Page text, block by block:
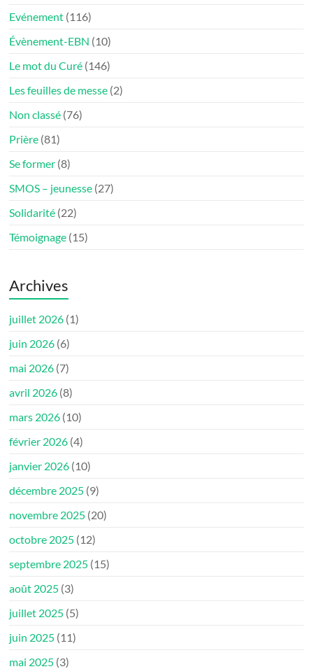
Evénement (116)
Évènement-EBN (10)
Le mot du Curé (146)
Les feuilles de messe (2)
Non classé (76)
Prière (81)
Se former (8)
SMOS – jeunesse (27)
Solidarité (22)
Témoignage (15)
Archives
juillet 2026 (1)
juin 2026 (6)
mai 2026 (7)
avril 2026 (8)
mars 2026 (10)
février 2026 (4)
janvier 2026 (10)
décembre 2025 (9)
novembre 2025 (20)
octobre 2025 (12)
septembre 2025 (15)
août 2025 (3)
juillet 2025 (5)
juin 2025 (11)
mai 2025 (3)